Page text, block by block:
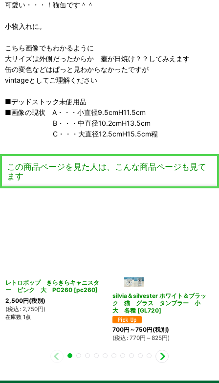
可愛い・・・！猫缶です＾＾
小物入れに。
こちら画像でもわかるように
大サイズは外側だったからか 蓋が日焼け？？してみえます
缶の変色などはぱっと見わからなかったですが
vintageとしてご理解ください
■デッドストック未使用品
■画像の現状 A・・・小直径9.5cmH11.5cm
B・・・中直径10.2cmH13.5cm
C・・・大直径12.5cmH15.5cm程
この商品ページを見た人は、こんな商品ページも見て
ます
レトロポップ きらきらキャニスタ
ー ピンク 大 PC260 [pc260]
2,500円(税別)
(税込 : 2,750円)
在庫数 1点
silvia＆silvester ホワイト＆ブラッ
ク 猫 グラス タンブラー 小
大 各種 [GL720]
700円 ～750円(税別)
(税込 : 770円 ～825円)